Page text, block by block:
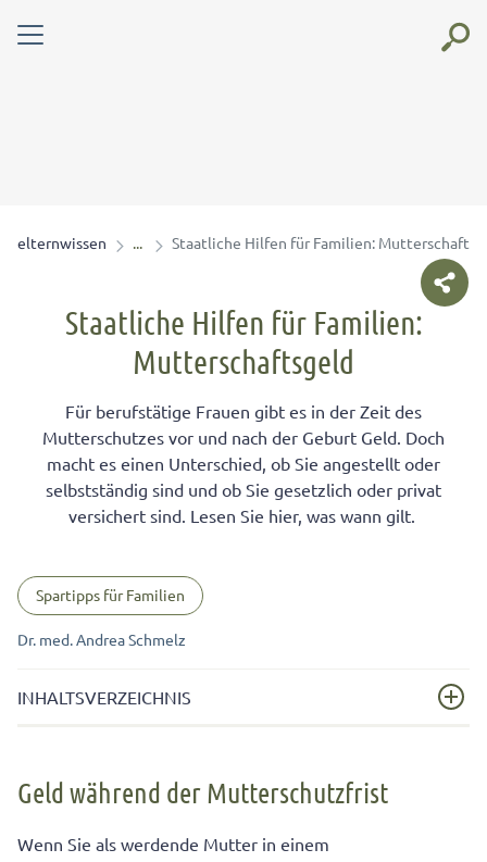
elternwissen Staatliche Hilfen für Familien:
Staatliche Hilfen für Familien:
Mutterschaftsgeld
Für berufstätige Frauen gibt es in der Zeit des
Mutterschutzes vor und nach der Geburt Geld. Doch
macht es einen Unterschied, ob Sie angestellt oder
selbstständig sind und ob Sie gesetzlich oder privat
versichert sind. Lesen Sie hier, was wann gilt.
Spartipps für Familien
Dr. med. Andrea Schmelz
INHALTSVERZEICHNIS
Wie hoch ist Ihr Mutterschaftsgeld?
Privat versicherte Frauen erhalten meist weniger
Geld während der Mutterschutzfrist
Wenn Sie als werdende Mutter in einem